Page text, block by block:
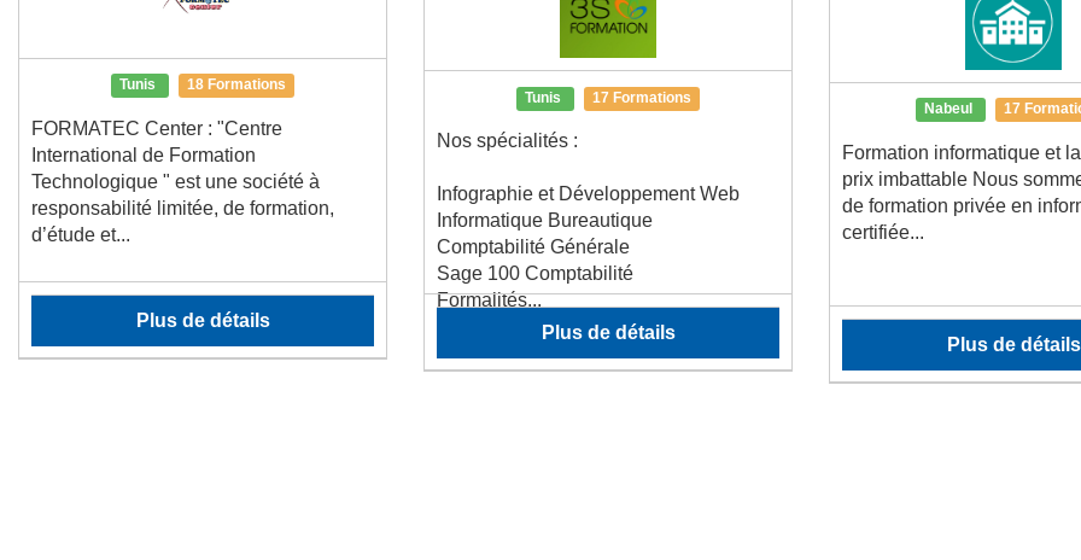
Tunis 18 Formations
FORMATEC Center : "Centre
International de Formation
Technologique " est une société à
responsabilité limitée, de formation,
d’étude et...
Plus de détails
Tunis 17 Formations
Nos spécialités :
Infographie et Développement Web
Informatique Bureautique
Comptabilité Générale
Sage 100 Comptabilité
Formalités...
Plus de détails
Nabeul 17
Formation informatique et
prix imbattable Nous
de formation privée en
certifiée...
Plus de détails